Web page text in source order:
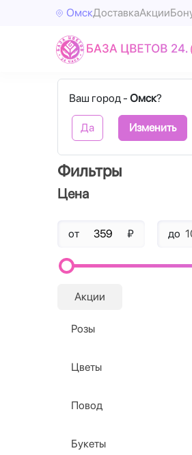
ОмскДоставкаАкции
Ваш город - Омск?
Да Изменить
Фильтры
Цена
от ₽ до
Акции
Розы
Цветы
Повод
Букеты